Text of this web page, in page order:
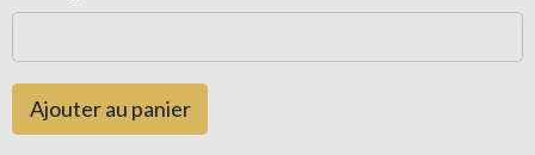
Ajouter au panier